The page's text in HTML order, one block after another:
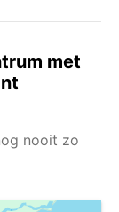
met
nooit zo